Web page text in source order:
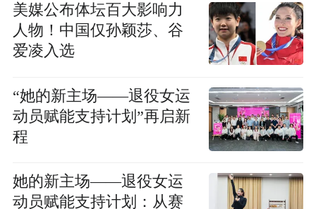
美媒公布体坛百大影响力
人物！中国仅孙颖莎、谷
爱凌入选
“她的新主场——退役女运
动员赋能支持计划”再启新
程
她的新主场——退役女运
动员赋能支持计划：从赛